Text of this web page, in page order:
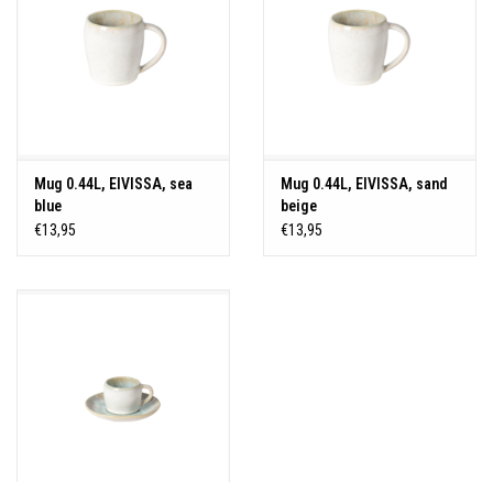
Mug 0.44L, EIVISSA, sea
blue
€13,95
Mug 0.44L, EIVISSA, sand
beige
€13,95